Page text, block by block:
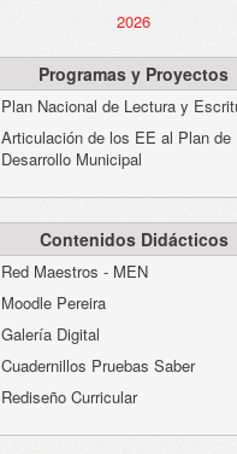
2026
Programas y Proyectos
Plan Nacional de Lectura y
Articulación de los EE al Plan de
Desarrollo Municipal
Contenidos Didácticos
Red Maestros - MEN
Moodle Pereira
Galería Digital
Cuadernillos Pruebas Saber
Rediseño Curricular